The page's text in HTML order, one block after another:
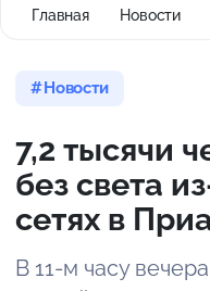
Главная Новости
Новости
7,2 тысячи
без света
сетях в
В 11-м часу